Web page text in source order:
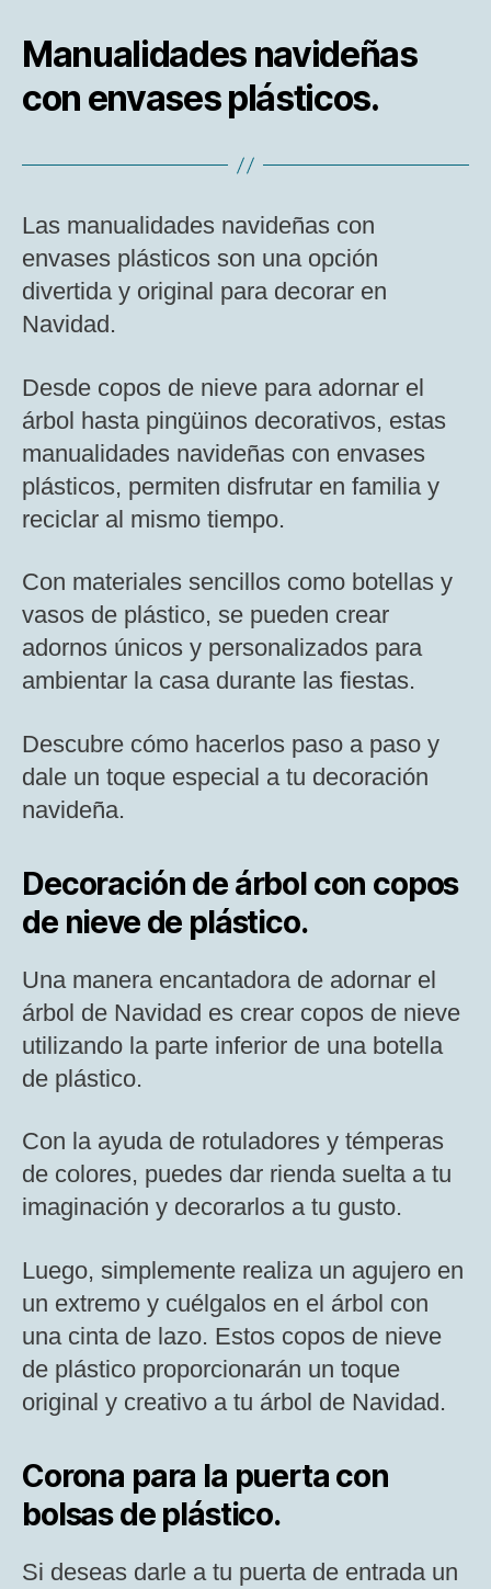
Manualidades navideñas
con envases plásticos.
Las manualidades navideñas con
envases plásticos son una opción
divertida y original para decorar en
Navidad.
Desde copos de nieve para adornar el
árbol hasta pingüinos decorativos, estas
manualidades navideñas con envases
plásticos, permiten disfrutar en familia y
reciclar al mismo tiempo.
Con materiales sencillos como botellas y
vasos de plástico, se pueden crear
adornos únicos y personalizados para
ambientar la casa durante las fiestas.
Descubre cómo hacerlos paso a paso y
dale un toque especial a tu decoración
navideña.
Decoración de árbol con copos
de nieve de plástico.
Una manera encantadora de adornar el
árbol de Navidad es crear copos de nieve
utilizando la parte inferior de una botella
de plástico.
Con la ayuda de rotuladores y témperas
de colores, puedes dar rienda suelta a tu
imaginación y decorarlos a tu gusto.
Luego, simplemente realiza un agujero en
un extremo y cuélgalos en el árbol con
una cinta de lazo. Estos copos de nieve
de plástico proporcionarán un toque
original y creativo a tu árbol de Navidad.
Corona para la puerta con
bolsas de plástico.
Si deseas darle a tu puerta de entrada un